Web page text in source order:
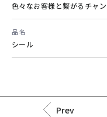
年賀状印刷
色々なお客様と繋がるチャ
品名
シール
Prev